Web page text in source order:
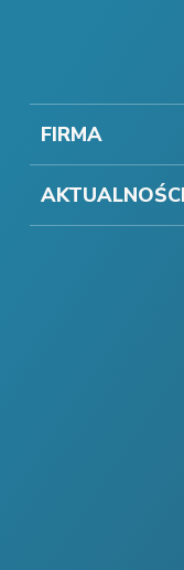
FIRMA
AKTUALNOŚCI